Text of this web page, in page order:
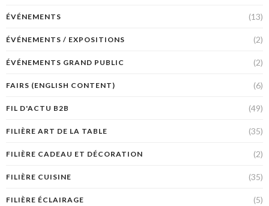
ÉVÉNEMENTS (13)
ÉVÉNEMENTS / EXPOSITIONS (2)
ÉVÉNEMENTS GRAND PUBLIC (2)
FAIRS (ENGLISH CONTENT) (6)
FIL D'ACTU B2B (49)
FILIÈRE ART DE LA TABLE (35)
FILIÈRE CADEAU ET DÉCORATION (2)
FILIÈRE CUISINE (35)
FILIÈRE ÉCLAIRAGE (5)